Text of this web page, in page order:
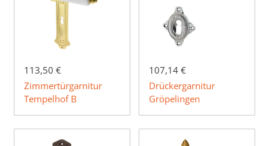
113,50 €
Zimmertürgarnitur
Tempelhof B
107,14 €
Drückergarnitur
Gröpelingen